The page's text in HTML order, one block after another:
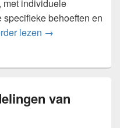
met individuele
behoeften en
lezen Oorzaken en
→
van